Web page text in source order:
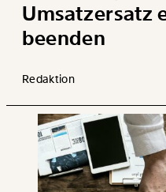
Arbeit
Verteilung
Klima
Datensätze
Umsatzersatz
beenden
Redaktion